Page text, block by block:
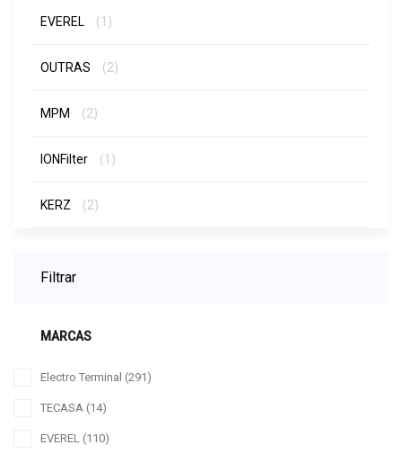
EVEREL (1)
OUTRAS (2)
MPM (2)
IONFilter (1)
KERZ (2)
Filtrar
MARCAS
Electro Terminal (291)
TECASA (14)
EVEREL (110)